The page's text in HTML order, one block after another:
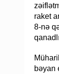
raket
8-nə
bəyan